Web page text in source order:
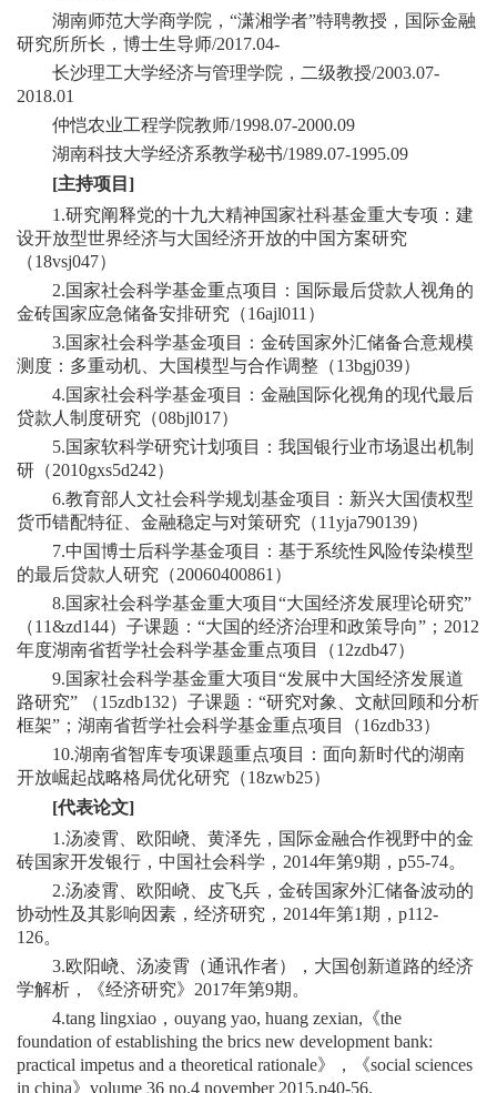
湖南师范大学商学院，“潇湘学者”特聘教授，国际金融
研究所所长，博士生导师/2017.04-
长沙理工大学经济与管理学院，二级教授/2003.07-
2018.01
仲恺农业工程学院教师/1998.07-2000.09
湖南科技大学经济系教学秘书/1989.07-1995.09
[主持项目 ]
1.研究阐释党的十九大精神国家社科基金重大专项：建
设开放型世界经济与大国经济开放的中国方案研究
（18vsj047）
2.国家社会科学基金重点项目：国际最后贷款人视角的
金砖国家应急储备安排研究（16ajl011）
3.国家社会科学基金项目：金砖国家外汇储备合意规模
测度：多重动机、大国模型与合作调整（13bgj039）
4.国家社会科学基金项目：金融国际化视角的现代最后
贷款人制度研究（08bjl017）
5.国家软科学研究计划项目：我国银行业市场退出机制
研（2010gxs5d242）
6.教育部人文社会科学规划基金项目：新兴大国债权型
货币错配特征、金融稳定与对策研究（11yja790139）
7.中国博士后科学基金项目：基于系统性风险传染模型
的最后贷款人研究（20060400861）
8.国家社会科学基金重大项目“大国经济发展理论研究”
（11&zd144）子课题：“大国的经济治理和政策导向”；2012
年度湖南省哲学社会科学基金重点项目（12zdb47）
9.国家社会科学基金重大项目“发展中大国经济发展道
路研究” （15zdb132）子课题：“研究对象、文献回顾和分析
框架”；湖南省哲学社会科学基金重点项目（16zdb33）
10.湖南省智库专项课题重点项目：面向新时代的湖南
开放崛起战略格局优化研究（18zwb25）
[代表论文]
1.汤凌霄、欧阳峣、黄泽先，国际金融合作视野中的金
砖国家开发银行，中国社会科学，2014年第9期，p55-74。
2.汤凌霄、欧阳峣、皮飞兵，金砖国家外汇储备波动的
协动性及其影响因素，经济研究，2014年第1期，p112-
126。
3.欧阳峣、汤凌霄（通讯作者），大国创新道路的经济
学解析，《经济研究》2017年第9期。
4.tang lingxiao，ouyang yao, huang zexian,《the
foundation of establishing the brics new development bank:
practical impetus and a theoretical rationale》，《social sciences
in china》volume 36 no.4 november 2015,p40-56.